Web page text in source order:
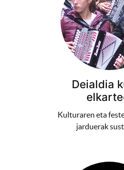
Deialdia
Kulturaren eta
jarduerak